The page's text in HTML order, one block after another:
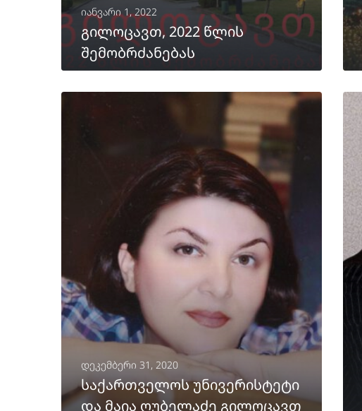
იანვარი 1, 2022
გილოცავთ, 2022 წლის
შემობრძანებას
დეკემბერი 31, 2020
საქართველოს უნივერისტეტი
და მაია ღუბელაძე გილოცავთ